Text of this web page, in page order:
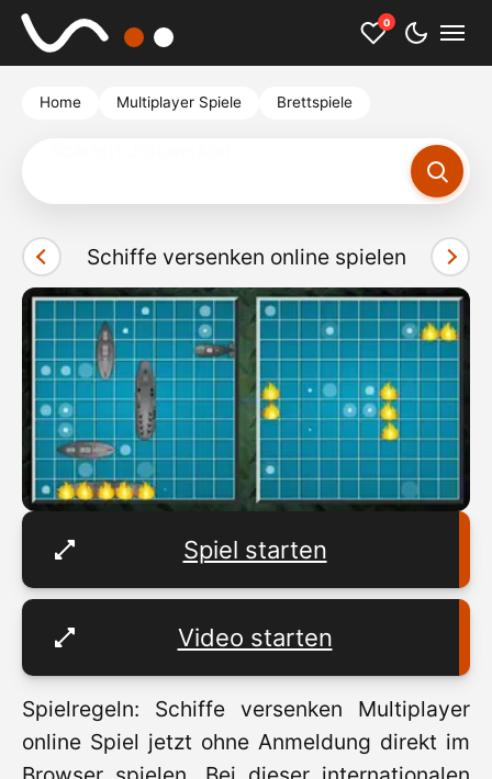
0
Home Multiplayer Spiele Brettspiele
Schiffe versenken online spielen
Spiel starten
Video starten
Spielregeln: Schiffe versenken Multiplayer
online Spiel jetzt ohne Anmeldung direkt im